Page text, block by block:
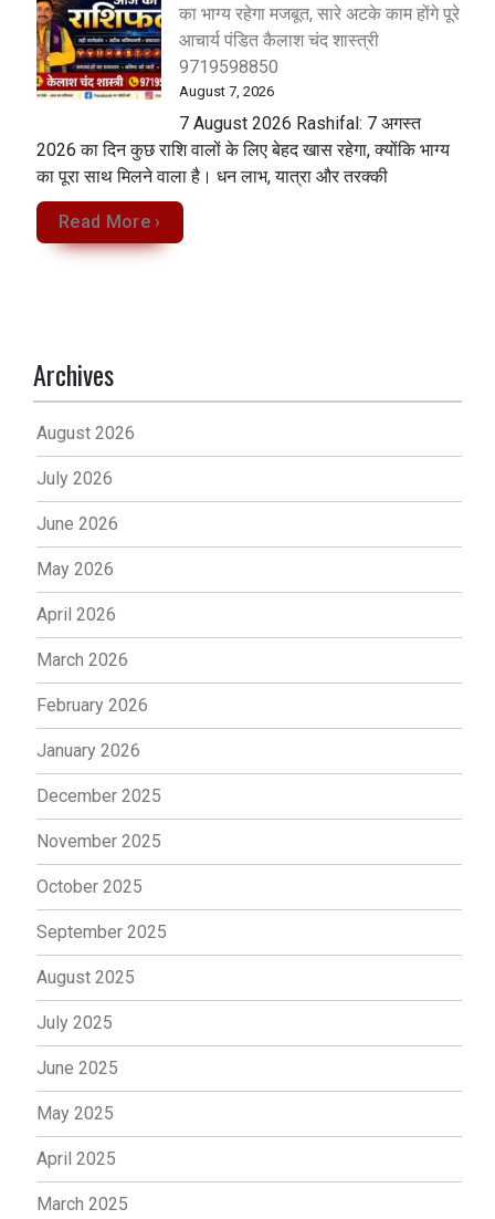
का भाग्य रहेगा मजबूत, सारे अटके काम होंगे पूरे
आचार्य पंडित कैलाश चंद शास्त्री
9719598850
August 7, 2026
7 August 2026 Rashifal: 7 अगस्त
2026 का दिन कुछ राशि वालों के लिए बेहद खास रहेगा, क्योंकि भाग्य
का पूरा साथ मिलने वाला है। धन लाभ, यात्रा और तरक्की
Read More ›
Archives
August 2026
July 2026
June 2026
May 2026
April 2026
March 2026
February 2026
January 2026
December 2025
November 2025
October 2025
September 2025
August 2025
July 2025
June 2025
May 2025
April 2025
March 2025